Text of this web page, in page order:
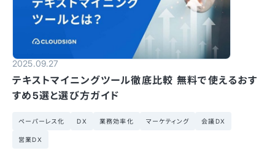
2025.09.27
テキストマイニングツール徹底比較 無料で使えるおす
すめ5選と選び方ガイド
ペーパーレス化 DX 業務効率化 マーケティング 会議DX
営業DX